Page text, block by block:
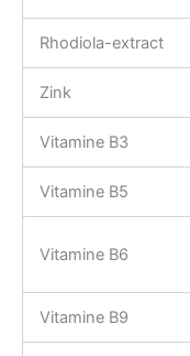
Rhodiola-extract
Zink
Vitamine B3
Vitamine B5
Vitamine B6
Vitamine B9